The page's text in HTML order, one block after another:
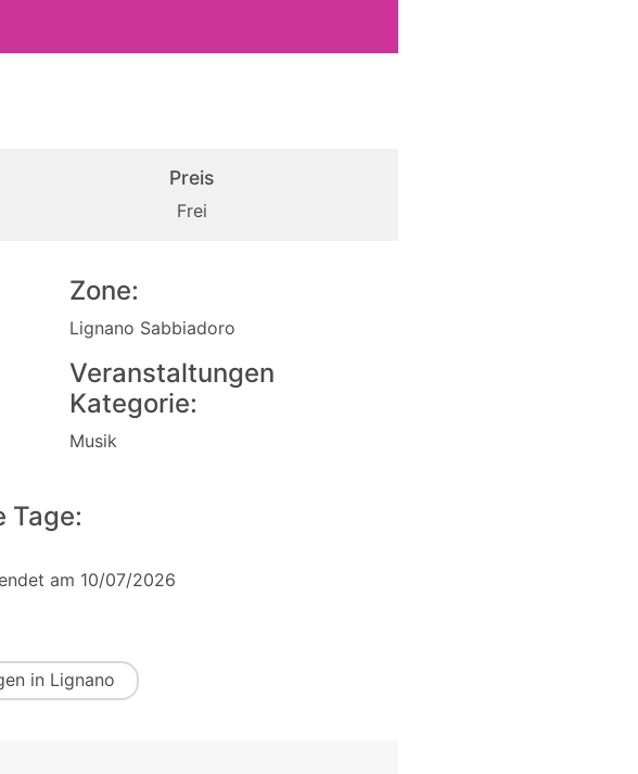
Preis
Frei
Zone:
Lignano Sabbiadoro
Veranstaltungen
Kategorie:
Musik
Tage:
am 10/07/2026
in Lignano